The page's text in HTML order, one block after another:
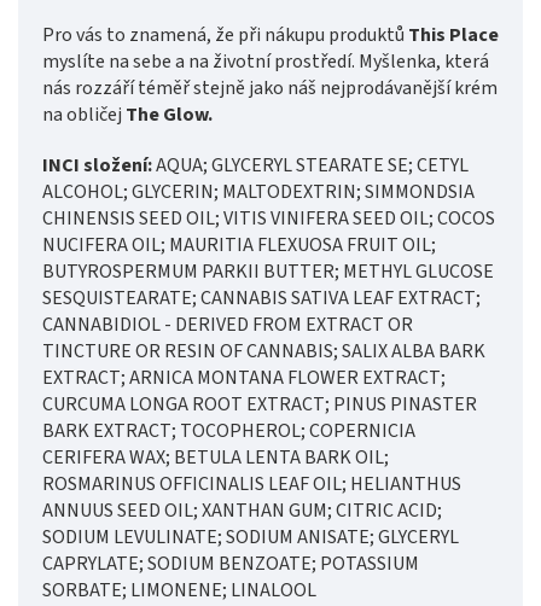
Pro vás to znamená, že při nákupu produktů This Place
myslíte na sebe a na životní prostředí. Myšlenka, která
nás rozzáří téměř stejně jako náš nejprodávanější krém
na obličej The Glow.
INCI složení:AQUA; GLYCERYL STEARATE SE; CETYL
ALCOHOL; GLYCERIN; MALTODEXTRIN; SIMMONDSIA
CHINENSIS SEED OIL; VITIS VINIFERA SEED OIL; COCOS
NUCIFERA OIL; MAURITIA FLEXUOSA FRUIT OIL;
BUTYROSPERMUM PARKII BUTTER; METHYL GLUCOSE
SESQUISTEARATE; CANNABIS SATIVA LEAF EXTRACT;
CANNABIDIOL - DERIVED FROM EXTRACT OR
TINCTURE OR RESIN OF CANNABIS; SALIX ALBA BARK
EXTRACT; ARNICA MONTANA FLOWER EXTRACT;
CURCUMA LONGA ROOT EXTRACT; PINUS PINASTER
BARK EXTRACT; TOCOPHEROL; COPERNICIA
CERIFERA WAX; BETULA LENTA BARK OIL;
ROSMARINUS OFFICINALIS LEAF OIL; HELIANTHUS
ANNUUS SEED OIL; XANTHAN GUM; CITRIC ACID;
SODIUM LEVULINATE; SODIUM ANISATE; GLYCERYL
CAPRYLATE; SODIUM BENZOATE; POTASSIUM
SORBATE; LIMONENE; LINALOOL